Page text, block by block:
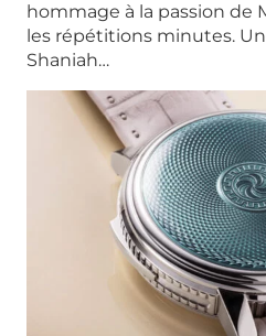
hommage à la passion de
les répétitions minutes.
Shaniah…